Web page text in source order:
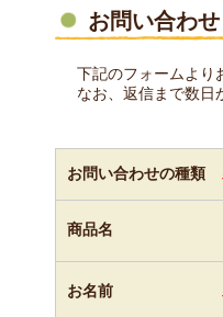
お問い合わせ
下記のフォームより
なお、返信まで数日
お問い合わせの種類
商品名
お名前